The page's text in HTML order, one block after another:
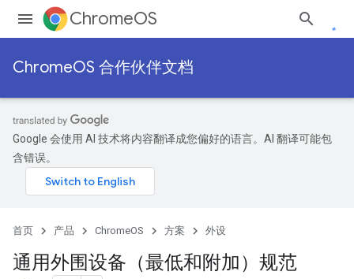
ChromeOS
ChromeOS 合作伙伴文档
Google 会使用 AI 技术将内容翻译成您偏好的语言。AI 翻译可能包
含错误。
首页 产品 ChromeOS 方案 外设
通用外围设备（最低和附加）规范